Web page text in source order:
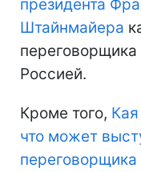
президента
Штайнмайера
Россией.
Кроме того,
что может